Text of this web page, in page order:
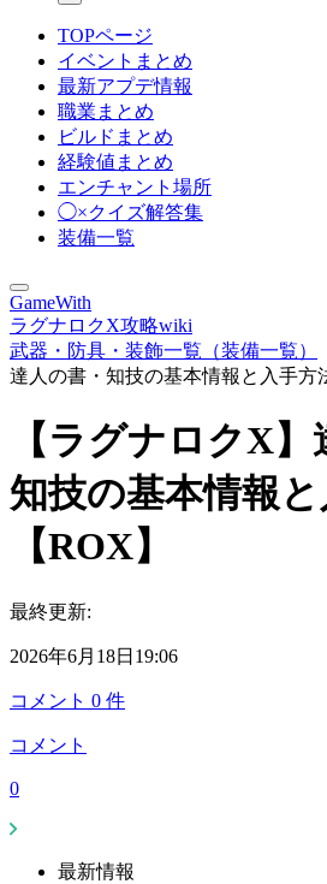
TOPページ
イベントまとめ
最新アプデ情報
職業まとめ
ビルドまとめ
経験値まとめ
エンチャント場所
◯×クイズ解答集
装備一覧
GameWith
ラグナロクX攻略wiki
武器・防具・装飾一覧（装備一覧）
達人の書・知技の基本情報と入手方
【ラグナロクX】
知技の基本情報
【ROX】
最終更新:
2026年6月18日19:06
コメント 0 件
コメント
0
最新情報